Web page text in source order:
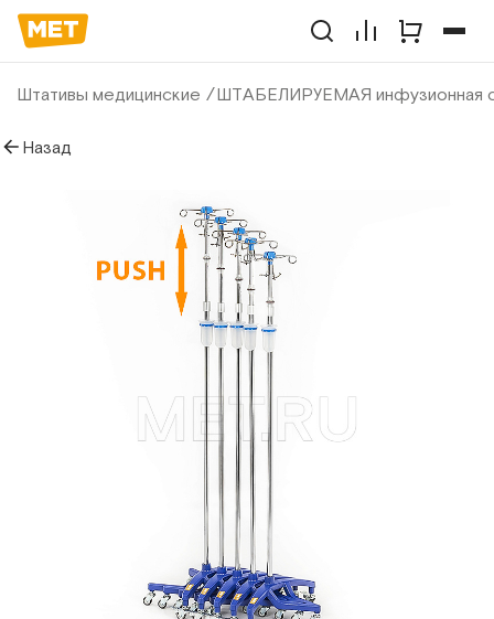
Штативы медицинские ШТАБЕЛИРУЕМАЯ инфузионная
Назад